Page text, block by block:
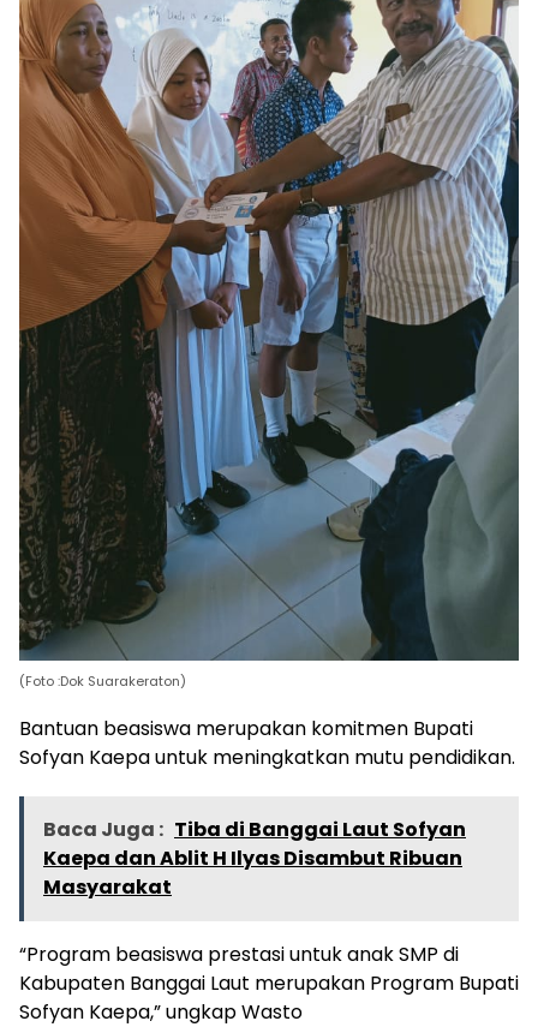
(Foto :Dok Suarakeraton)
Bantuan beasiswa merupakan komitmen Bupati
Sofyan Kaepa untuk meningkatkan mutu pendidikan.
Baca Juga : Tiba di Banggai Laut Sofyan
Kaepa dan Ablit H Ilyas Disambut Ribuan
Masyarakat
“Program beasiswa prestasi untuk anak SMP di
Kabupaten Banggai Laut merupakan Program Bupati
Sofyan Kaepa,” ungkap Wasto